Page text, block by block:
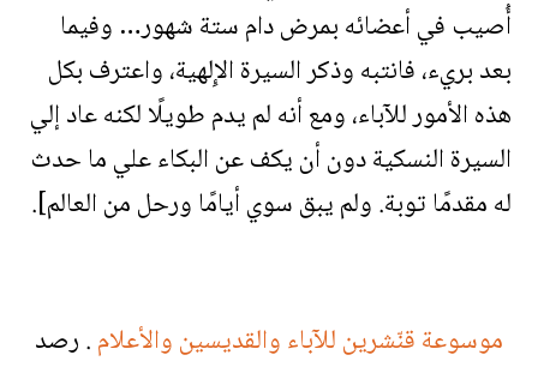
أُصيب في أعضائه بمرض دام ستة شهور… وفيما
بعد بريء، فانتبه وذكر السيرة الإِلهية، واعترف بكل
هذه الأمور للآباء، ومع أنه لم يدم طويلًا لكنه عاد إلي
السيرة النسكية دون أن يكف عن البكاء علي ما حدث
له مقدمًا توبة. ولم يبق سوي أيامًا ورحل من العالم].
موسوعة قنّشرين للآباء والقديسين والأعلام. رصد